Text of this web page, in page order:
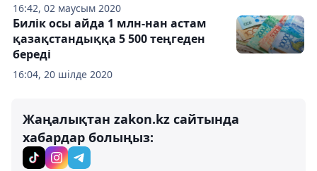
16:42, 02 маусым 2020
16:04, 20 шілде 2020
Билік осы айда 1 млн-нан астам
қазақстандыққа 5 500 теңгеден
береді
Жаңалықтан zakon.kz сайтында
хабардар болыңыз: